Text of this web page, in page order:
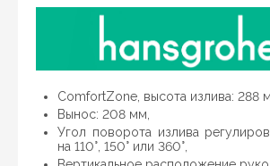
ComfortZone, высота излива: 288
Вынос: 208 мм,
Угол поворота излива
на 110°, 150° или 360°,
конкурента в наличии и цена на
действующая)